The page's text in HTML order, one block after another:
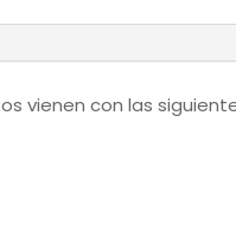
vienen con las